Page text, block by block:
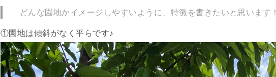
どんな園地かイメージしやすいように、特徴を書きたいと思います！
①園地は傾斜がなく平らです♪